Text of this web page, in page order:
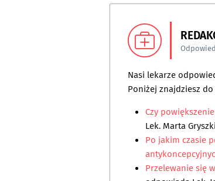
Nasi lekarze
Poniżej znajdziesz
Czy
Lek. Marta
Po jakim czasie
Przelewanie się